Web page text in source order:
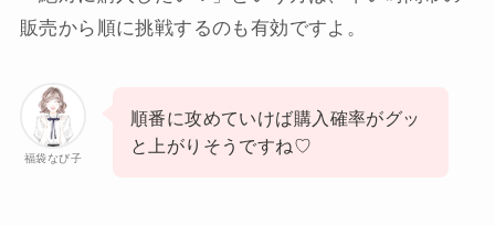
販売から順に挑戦するのも有効ですよ。
福袋なび子
順番に攻めていけば購入確率がグッ
と上がりそうですね♡